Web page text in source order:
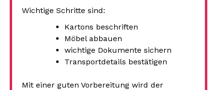
Wichtige Schritte sind:
Kartons beschriften
Möbel abbauen
wichtige Dokumente sichern
Transportdetails bestätigen
Mit einer guten Vorbereitung wird der